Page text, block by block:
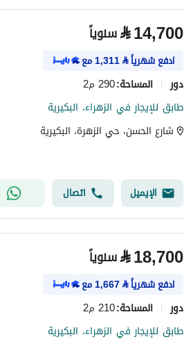
⃁14,700 سنوياً
ادفع شهرياً⃁
1,311مع
دور المساحة:290 م2
طابق للإيجار في الزهراء، البكيرية
شارع الحسن، حي الزهرة، البكيرية
الإيميل اتصال
⃁18,700 سنوياً
ادفع شهرياً⃁
1,667مع
دور المساحة:210 م2
طابق للإيجار في الزهراء، البكيرية